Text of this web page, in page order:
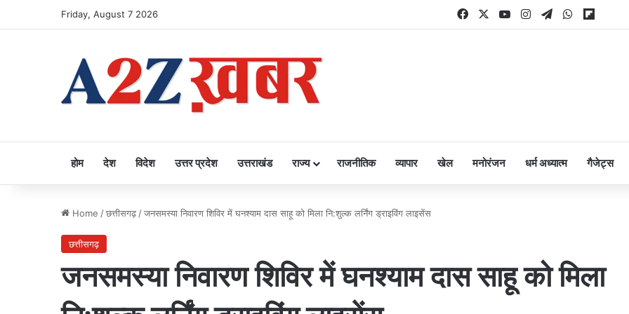
Friday, August 7 2026 FacebookYouTubeInstagram
TelegramWhatsApp
होम देश विदेश उत्तर प्रदेश उत्तराखंड राज्य राजनीतिक व्यापार खेल मनोरंजन धर्म अध्यात्म गैजेट्स
Home /छत्तीसगढ़ /जनसमस्या निवारण शिविर में घनश्याम दास साहू को मिला नि:शुल्क लर्निंग ड्राइविंग लाइसेंस
छत्तीसगढ़
जनसमस्या निवारण शिविर में घनश्याम दास साहू को मिला